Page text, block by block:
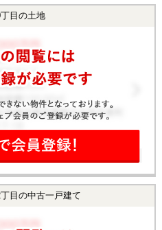
目の土地
目の中古一戸建て